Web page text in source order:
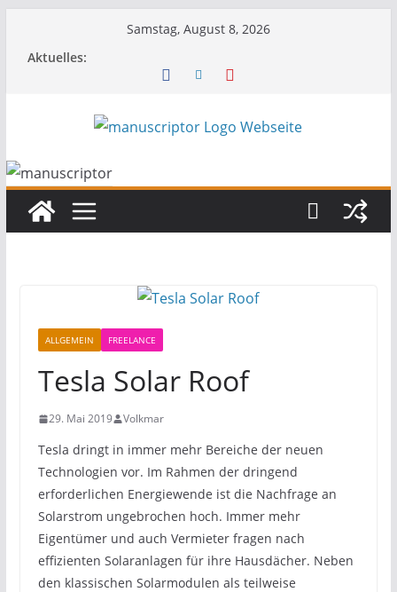
Samstag, August 8, 2026
Aktuelles:
ALLGEMEIN FREELANCE
Tesla Solar Roof
29. Mai 2019 Volkmar
Tesla dringt in immer mehr Bereiche der neuen
Technologien vor. Im Rahmen der dringend
erforderlichen Energiewende ist die Nachfrage an
Solarstrom ungebrochen hoch. Immer mehr
Eigentümer und auch Vermieter fragen nach
effizienten Solaranlagen für ihre Hausdächer. Neben
den klassischen Solarmodulen als teilweise